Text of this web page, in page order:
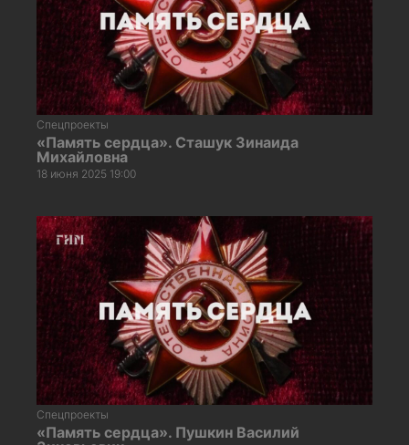
Спецпроекты
«Память сердца». Сташук Зинаида
Михайловна
18 июня 2025 19:00
Спецпроекты
«Память сердца». Пушкин Василий